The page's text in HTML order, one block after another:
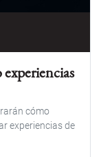
cómo
experiencias de